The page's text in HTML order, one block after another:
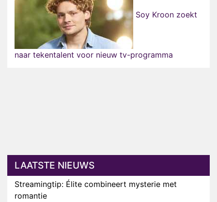
Soy Kroon zoekt
naar tekentalent voor nieuw tv-programma
LAATSTE NIEUWS
Streamingtip: Élite combineert mysterie met
romantie